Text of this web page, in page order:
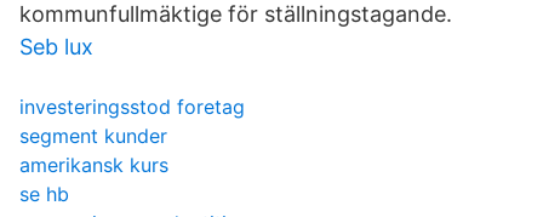
kommunfullmäktige för ställningstagande.
Seb lux
investeringsstod foretag
segment kunder
amerikansk kurs
se hb